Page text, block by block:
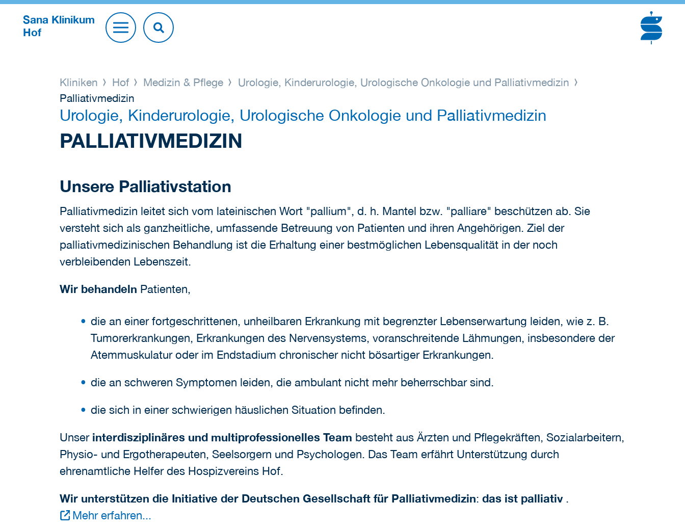
Sana Klinikum
Hof
Kliniken Hof Medizin & Pflege
Urologie, Kinderurologie, Urologische Onkologie und Palliativmedizin
Palliativmedizin
Urologie, Kinderurologie, Urologische Onkologie und Palliativmedizin
PALLIATIVMEDIZIN
Unsere Palliativstation
Palliativmedizin leitet sich vom lateinischen Wort "pallium", d. h. Mantel bzw. "palliare" beschützen ab. Sie
versteht sich als ganzheitliche, umfassende Betreuung von Patienten und ihren Angehörigen. Ziel der
palliativmedizinischen Behandlung ist die Erhaltung einer bestmöglichen Lebensqualität in der noch
verbleibenden Lebenszeit.
Wir behandeln Patienten,
die an einer fortgeschrittenen, unheilbaren Erkrankung mit begrenzter Lebenserwartung leiden, wie z. B.
Tumorerkrankungen, Erkrankungen des Nervensystems, voranschreitende Lähmungen, insbesondere der
Atemmuskulatur oder im Endstadium chronischer nicht bösartiger Erkrankungen.
die an schweren Symptomen leiden, die ambulant nicht mehr beherrschbar sind.
die sich in einer schwierigen häuslichen Situation befinden.
Unser interdisziplinäres und multiprofessionelles Team besteht aus Ärzten und Pflegekräften, Sozialarbeitern,
Physio- und Ergotherapeuten, Seelsorgern und Psychologen. Das Team erfährt Unterstützung durch
ehrenamtliche Helfer des Hospizvereins Hof.
Wir unterstützen die Initiative der Deutschen Gesellschaft für Palliativmedizin: das ist palliativ.
Mehr erfahren...